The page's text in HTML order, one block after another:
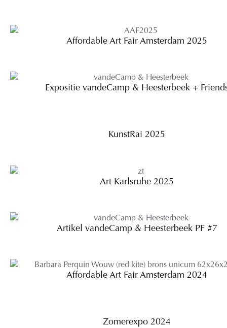
Affordable Art Fair Amsterdam 2025
Expositie vandeCamp & Heesterbeek +
KunstRai 2025
Art Karlsruhe 2025
Artikel vandeCamp & Heesterbeek PF #7
Affordable Art Fair Amsterdam 2024
Zomerexpo 2024